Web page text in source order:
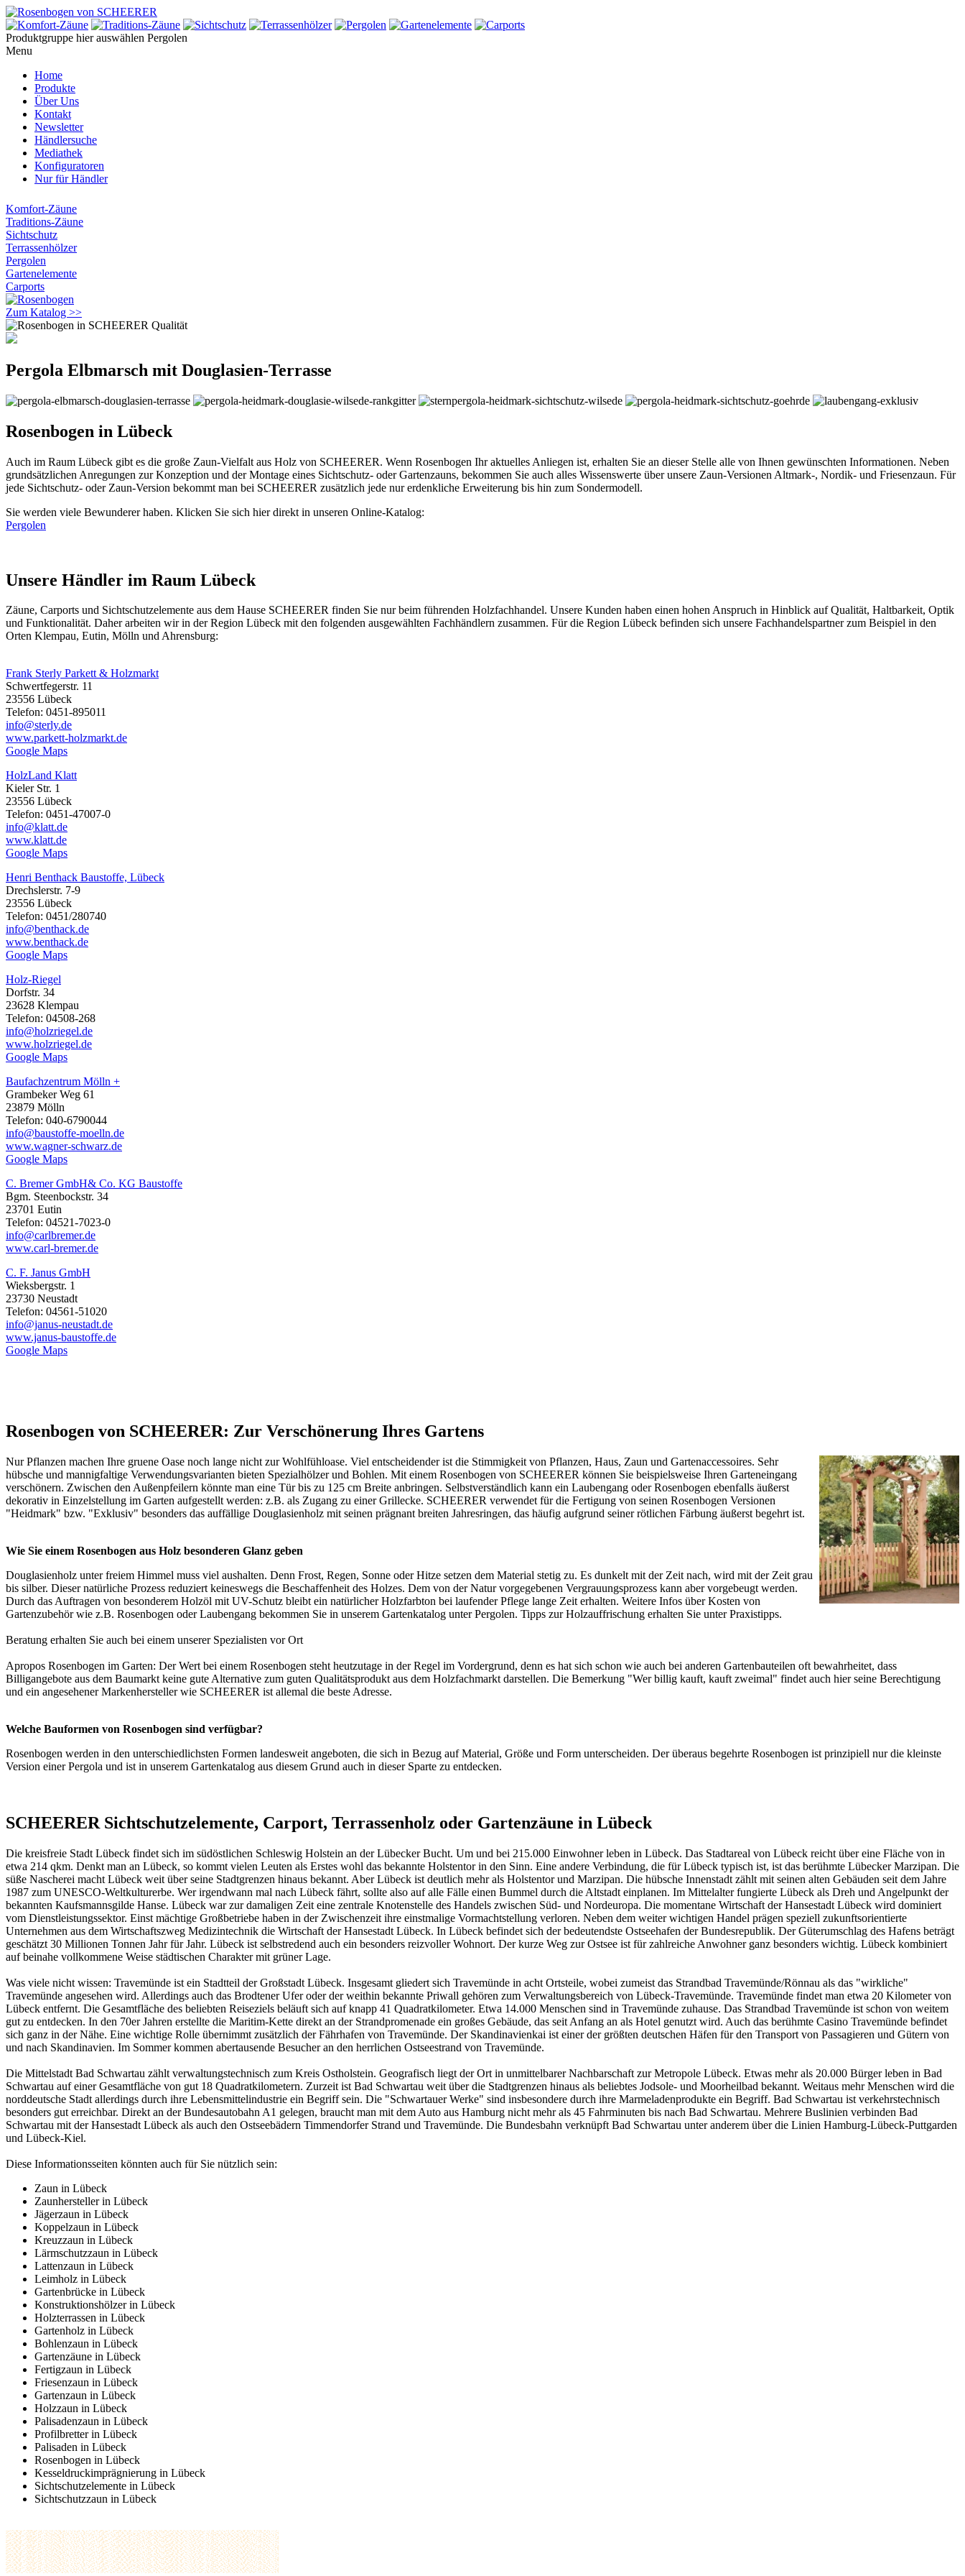
Produktgruppe hier auswählen Pergolen
Menu
Home
Produkte
Über Uns
Kontakt
Newsletter
Händlersuche
Mediathek
Konfiguratoren
Nur für Händler
Komfort-Zäune
Traditions-Zäune
Sichtschutz
Terrassenhölzer
Pergolen
Gartenelemente
Carports
Zum Katalog >>
Pergola Elbmarsch mit Douglasien-Terrasse
Rosenbogen in Lübeck
Auch im Raum Lübeck gibt es die große Zaun-Vielfalt aus Holz von SCHEERER. Wenn Rosenbogen Ihr aktuelles Anliegen ist, erhalten Sie an dieser Stelle alle von Ihnen gewünschten Informationen. Neben
grundsätzlichen Anregungen zur Konzeption und der Montage eines Sichtschutz- oder Gartenzauns, bekommen Sie auch alles Wissenswerte über unsere Zaun-Versionen Altmark-, Nordik- und Friesenzaun. Für
jede Sichtschutz- oder Zaun-Version bekommt man bei SCHEERER zusätzlich jede nur erdenkliche Erweiterung bis hin zum Sondermodell.
Sie werden viele Bewunderer haben. Klicken Sie sich hier direkt in unseren Online-Katalog:
Pergolen
Unsere Händler im Raum Lübeck
Zäune, Carports und Sichtschutzelemente aus dem Hause SCHEERER finden Sie nur beim führenden Holzfachhandel. Unsere Kunden haben einen hohen Anspruch in Hinblick auf Qualität, Haltbarkeit, Optik
und Funktionalität. Daher arbeiten wir in der Region Lübeck mit den folgenden ausgewählten Fachhändlern zusammen. Für die Region Lübeck befinden sich unsere Fachhandelspartner zum Beispiel in den
Orten Klempau, Eutin, Mölln und Ahrensburg:
Frank Sterly Parkett & Holzmarkt
Schwertfegerstr. 11
23556 Lübeck
Telefon: 0451-895011
info@sterly.de
www.parkett-holzmarkt.de
Google Maps
HolzLand Klatt
Kieler Str. 1
23556 Lübeck
Telefon: 0451-47007-0
info@klatt.de
www.klatt.de
Google Maps
Henri Benthack Baustoffe, Lübeck
Drechslerstr. 7-9
23556 Lübeck
Telefon: 0451/280740
info@benthack.de
www.benthack.de
Google Maps
Holz-Riegel
Dorfstr. 34
23628 Klempau
Telefon: 04508-268
info@holzriegel.de
www.holzriegel.de
Google Maps
Baufachzentrum Mölln +
Grambeker Weg 61
23879 Mölln
Telefon: 040-6790044
info@baustoffe-moelln.de
www.wagner-schwarz.de
Google Maps
C. Bremer GmbH& Co. KG Baustoffe
Bgm. Steenbockstr. 34
23701 Eutin
Telefon: 04521-7023-0
info@carlbremer.de
www.carl-bremer.de
C. F. Janus GmbH
Wieksbergstr. 1
23730 Neustadt
Telefon: 04561-51020
info@janus-neustadt.de
www.janus-baustoffe.de
Google Maps
Rosenbogen von SCHEERER: Zur Verschönerung Ihres Gartens
Nur Pflanzen machen Ihre gruene Oase noch lange nicht zur Wohlfühloase. Viel entscheidender ist die Stimmigkeit von Pflanzen, Haus, Zaun und Gartenaccessoires. Sehr
hübsche und mannigfaltige Verwendungsvarianten bieten Spezialhölzer und Bohlen. Mit einem Rosenbogen von SCHEERER können Sie beispielsweise Ihren Garteneingang
verschönern. Zwischen den Außenpfeilern könnte man eine Tür bis zu 125 cm Breite anbringen. Selbstverständlich kann ein Laubengang oder Rosenbogen ebenfalls äußerst
dekorativ in Einzelstellung im Garten aufgestellt werden: z.B. als Zugang zu einer Grillecke. SCHEERER verwendet für die Fertigung von seinen Rosenbogen Versionen
"Heidmark" bzw. "Exklusiv" besonders das auffällige Douglasienholz mit seinen prägnant breiten Jahresringen, das häufig aufgrund seiner rötlichen Färbung äußerst begehrt ist.
Wie Sie einem Rosenbogen aus Holz besonderen Glanz geben
Douglasienholz unter freiem Himmel muss viel aushalten. Denn Frost, Regen, Sonne oder Hitze setzen dem Material stetig zu. Es dunkelt mit der Zeit nach, wird mit der Zeit grau
bis silber. Dieser natürliche Prozess reduziert keineswegs die Beschaffenheit des Holzes. Dem von der Natur vorgegebenen Vergrauungsprozess kann aber vorgebeugt werden.
Durch das Auftragen von besonderem Holzöl mit UV-Schutz bleibt ein natürlicher Holzfarbton bei laufender Pflege lange Zeit erhalten. Weitere Infos über Kosten von
Gartenzubehör wie z.B. Rosenbogen oder Laubengang bekommen Sie in unserem Gartenkatalog unter Pergolen. Tipps zur Holzauffrischung erhalten Sie unterPraxistipps.
Beratung erhalten Sie auch bei einem unserer Spezialisten vor Ort
Apropos Rosenbogen im Garten: Der Wert bei einem Rosenbogen steht heutzutage in der Regel im Vordergrund, denn es hat sich schon wie auch bei anderen Gartenbauteilen oft bewahrheitet, dass
Billigangebote aus dem Baumarkt keine gute Alternative zum guten Qualitätsprodukt aus dem Holzfachmarkt darstellen. Die Bemerkung "Wer billig kauft, kauft zweimal" findet auch hier seine Berechtigung
und ein angesehener Markenhersteller wie SCHEERER ist allemal die beste Adresse.
Welche Bauformen von Rosenbogen sind verfügbar?
Rosenbogen werden in den unterschiedlichsten Formen landesweit angeboten, die sich in Bezug auf Material, Größe und Form unterscheiden. Der überaus begehrte Rosenbogen ist prinzipiell nur die kleinste
Version einerPergola und ist in unserem Gartenkatalog aus diesem Grund auch in dieser Sparte zu entdecken.
SCHEERER Sichtschutzelemente, Carport, Terrassenholz oder Gartenzäune in Lübeck
Die kreisfreie Stadt Lübeck findet sich im südöstlichen Schleswig Holstein an der Lübecker Bucht. Um und bei 215.000 Einwohner leben in Lübeck. Das Stadtareal von Lübeck reicht über eine Fläche von in
etwa 214 qkm. Denkt man an Lübeck, so kommt vielen Leuten als Erstes wohl das bekannte Holstentor in den Sinn. Eine andere Verbindung, die für Lübeck typisch ist, ist das berühmte Lübecker Marzipan. Die
süße Nascherei macht Lübeck weit über seine Stadtgrenzen hinaus bekannt. Aber Lübeck ist deutlich mehr als Holstentor und Marzipan. Die hübsche Innenstadt zählt mit seinen alten Gebäuden seit dem Jahre
1987 zum UNESCO-Weltkulturerbe. Wer irgendwann mal nach Lübeck fährt, sollte also auf alle Fälle einen Bummel durch die Altstadt einplanen. Im Mittelalter fungierte Lübeck als Dreh und Angelpunkt der
bekannten Kaufsmannsgilde Hanse. Lübeck war zur damaligen Zeit eine zentrale Knotenstelle des Handels zwischen Süd- und Nordeuropa. Die momentane Wirtschaft der Hansestadt Lübeck wird dominiert
vom Dienstleistungssektor. Einst mächtige Großbetriebe haben in der Zwischenzeit ihre einstmalige Vormachtstellung verloren. Neben dem weiter wichtigen Handel prägen speziell zukunftsorientierte
Unternehmen aus dem Wirtschaftszweg Medizintechnik die Wirtschaft der Hansestadt Lübeck. In Lübeck befindet sich der bedeutendste Ostseehafen der Bundesrepublik. Der Güterumschlag des Hafens beträgt
geschätzt 30 Millionen Tonnen Jahr für Jahr. Lübeck ist selbstredend auch ein besonders reizvoller Wohnort. Der kurze Weg zur Ostsee ist für zahlreiche Anwohner ganz besonders wichtig. Lübeck kombiniert
auf beinahe vollkommene Weise städtischen Charakter mit grüner Lage.
Was viele nicht wissen: Travemünde ist ein Stadtteil der Großstadt Lübeck. Insgesamt gliedert sich Travemünde in acht Ortsteile, wobei zumeist das Strandbad Travemünde/Rönnau als das "wirkliche"
Travemünde angesehen wird. Allerdings auch das Brodtener Ufer oder der weithin bekannte Priwall gehören zum Verwaltungsbereich von Lübeck-Travemünde. Travemünde findet man etwa 20 Kilometer von
Lübeck entfernt. Die Gesamtfläche des beliebten Reiseziels beläuft sich auf knapp 41 Quadratkilometer. Etwa 14.000 Menschen sind in Travemünde zuhause. Das Strandbad Travemünde ist schon von weitem
gut zu entdecken. In den 70er Jahren erstellte die Maritim-Kette direkt an der Strandpromenade ein großes Gebäude, das seit Anfang an als Hotel genutzt wird. Auch das berühmte Casino Travemünde befindet
sich ganz in der Nähe. Eine wichtige Rolle übernimmt zusätzlich der Fährhafen von Travemünde. Der Skandinavienkai ist einer der größten deutschen Häfen für den Transport von Passagieren und Gütern von
und nach Skandinavien. Im Sommer kommen abertausende Besucher an den herrlichen Ostseestrand von Travemünde.
Die Mittelstadt Bad Schwartau zählt verwaltungstechnisch zum Kreis Ostholstein. Geografisch liegt der Ort in unmittelbarer Nachbarschaft zur Metropole Lübeck. Etwas mehr als 20.000 Bürger leben in Bad
Schwartau auf einer Gesamtfläche von gut 18 Quadratkilometern. Zurzeit ist Bad Schwartau weit über die Stadtgrenzen hinaus als beliebtes Jodsole- und Moorheilbad bekannt. Weitaus mehr Menschen wird die
norddeutsche Stadt allerdings durch ihre Lebensmittelindustrie ein Begriff sein. Die "Schwartauer Werke" sind insbesondere durch ihre Marmeladenprodukte ein Begriff. Bad Schwartau ist verkehrstechnisch
besonders gut erreichbar. Direkt an der Bundesautobahn A1 gelegen, braucht man mit dem Auto aus Hamburg nicht mehr als 45 Fahrminuten bis nach Bad Schwartau. Mehrere Buslinien verbinden Bad
Schwartau mit der Hansestadt Lübeck als auch den Ostseebädern Timmendorfer Strand und Travemünde. Die Bundesbahn verknüpft Bad Schwartau unter anderem über die Linien Hamburg-Lübeck-Puttgarden
und Lübeck-Kiel.
Diese Informationsseiten könnten auch für Sie nützlich sein:
Zaun in Lübeck
Zaunhersteller in Lübeck
Jägerzaun in Lübeck
Koppelzaun in Lübeck
Kreuzzaun in Lübeck
Lärmschutzzaun in Lübeck
Lattenzaun in Lübeck
Leimholz in Lübeck
Gartenbrücke in Lübeck
Konstruktionshölzer in Lübeck
Holzterrassen in Lübeck
Gartenholz in Lübeck
Bohlenzaun in Lübeck
Gartenzäune in Lübeck
Fertigzaun in Lübeck
Friesenzaun in Lübeck
Gartenzaun in Lübeck
Holzzaun in Lübeck
Palisadenzaun in Lübeck
Profilbretter in Lübeck
Palisaden in Lübeck
Rosenbogen in Lübeck
Kesseldruckimprägnierung in Lübeck
Sichtschutzelemente in Lübeck
Sichtschutzzaun in Lübeck